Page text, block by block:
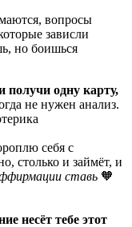
вопросы
зависли
но боишься
одну карту,
не нужен анализ.
себя с
столько и займёт, и
ставь 🧡
несёт тебе этот